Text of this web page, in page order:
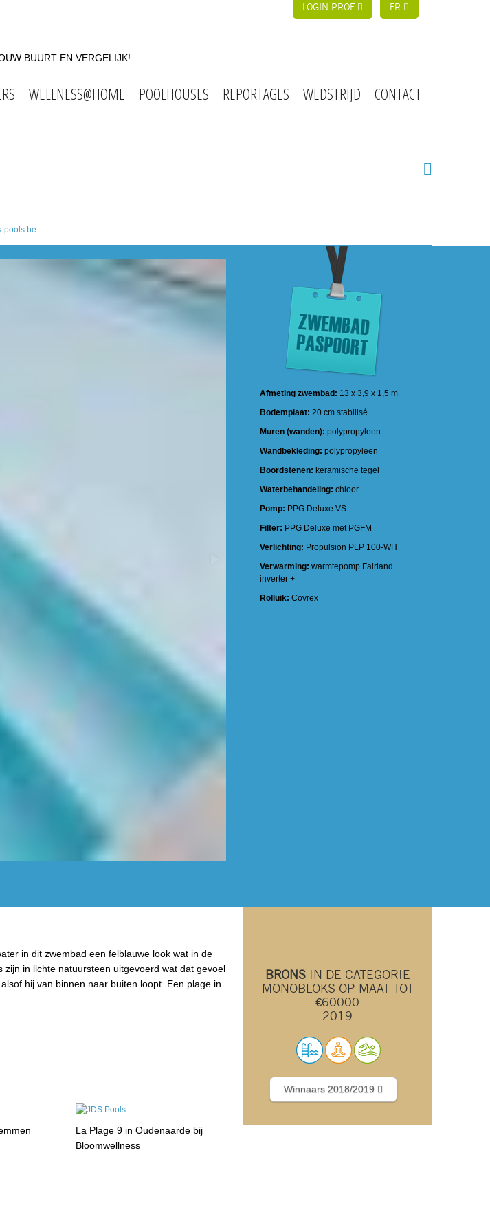
LOGIN PROF FR
BUURT EN VERGELIJK!
WELLNESS@HOME POOLHOUSES REPORTAGES WEDSTRIJD CONTACT
pools.be
Afmeting zwembad: 13 x 3,9 x 1,5 m
Bodemplaat: 20 cm stabilisé
Muren (wanden): polypropyleen
Wandbekleding: polypropyleen
Boordstenen: keramische tegel
Waterbehandeling: chloor
Pomp: PPG Deluxe VS
Filter: PPG Deluxe met PGFM
Verlichting: Propulsion PLP 100-WH
Verwarming: warmtepomp Fairland
inverter +
Rolluik: Covrex
in dit zwembad een felblauwe look wat in de
in lichte natuursteen uitgevoerd wat dat gevoel
hij van binnen naar buiten loopt. Een plage in
La Plage 9 in Oudenaarde bij
Bloomwellness
BRONSIN DE CATEGORIE
MONOBLOKS OP MAAT TOT
€60000
2019
Winnaars 2018/2019